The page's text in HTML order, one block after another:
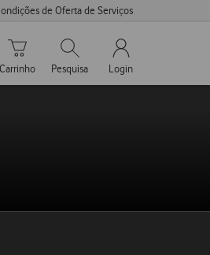
de Oferta de Serviços
Carrinho de compras
Carrinho
Pesquisar
Pesquisa
My Vodafone
Login